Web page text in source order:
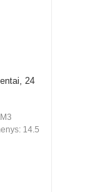
24
14.5